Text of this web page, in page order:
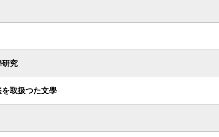
研究
を取扱つた文學